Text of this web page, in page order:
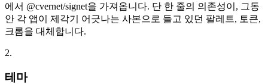
에서 @cvernet/signet을 가져옵니다. 단 한 줄의 의존성이, 그동
안 각 앱이 제각기 어긋나는 사본으로 들고 있던 팔레트, 토큰,
크롬을 대체합니다.
2.
테마